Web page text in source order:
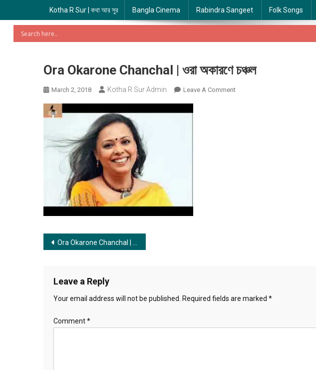
Kotha R Sur | কথা আর সুর Bangla Cinema Rabindra Sangeet Folk Songs
Ora Okarone Chanchal | ওরা অকারণে চঞ্চল
March 2, 2018 Kotha R Sur Admin Leave A CommentOn
Post
Ora Okarone Chanchal | ওরা অকারণে চঞ্চল
Leave a Reply
Your email address will not be published. Required fields are marked *
Comment*